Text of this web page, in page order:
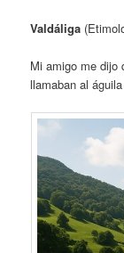
Valdáliga
Mi amigo me dijo
llamaban al